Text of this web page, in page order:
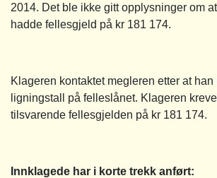
2014. Det ble ikke gitt opplysninger om
hadde fellesgjeld på kr 181 174.
Klageren kontaktet megleren etter at han
ligningstall på felleslånet. Klageren
tilsvarende fellesgjelden på kr 181 174.
Innklagede har i korte trekk anført: